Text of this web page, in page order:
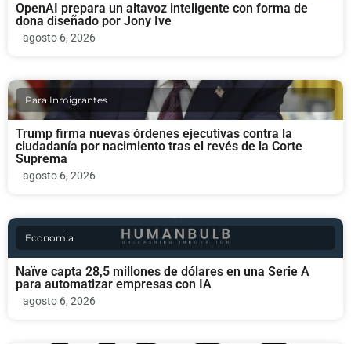
OpenAI prepara un altavoz inteligente con forma de
dona diseñado por Jony Ive
agosto 6, 2026
Para Inmigrantes
Trump firma nuevas órdenes ejecutivas contra la
ciudadanía por nacimiento tras el revés de la Corte
Suprema
agosto 6, 2026
Economia
Naïve capta 28,5 millones de dólares en una Serie A
para automatizar empresas con IA
agosto 6, 2026